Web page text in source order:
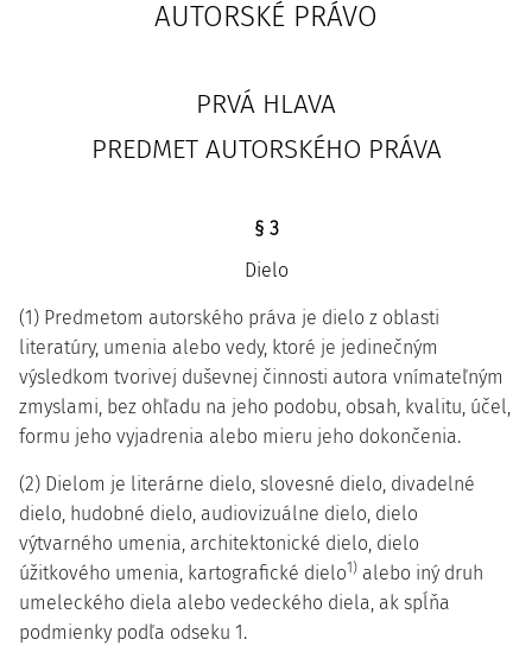
AUTORSKÉ PRÁVO
PRVÁ HLAVA
PREDMET AUTORSKÉHO PRÁVA
§ 3
Dielo
(1) Predmetom autorského práva je dielo z oblasti
literatúry, umenia alebo vedy, ktoré je jedinečným
výsledkom tvorivej duševnej činnosti autora vnímateľným
zmyslami, bez ohľadu na jeho podobu, obsah, kvalitu, účel,
formu jeho vyjadrenia alebo mieru jeho dokončenia.
(2) Dielom je literárne dielo, slovesné dielo, divadelné
dielo, hudobné dielo, audiovizuálne dielo, dielo
výtvarného umenia, architektonické dielo, dielo
úžitkového umenia, kartografické dielo1) alebo iný druh
umeleckého diela alebo vedeckého diela, ak spĺňa
podmienky podľa odseku 1.